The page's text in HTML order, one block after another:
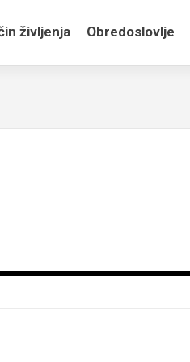
življenja Obredoslovlje